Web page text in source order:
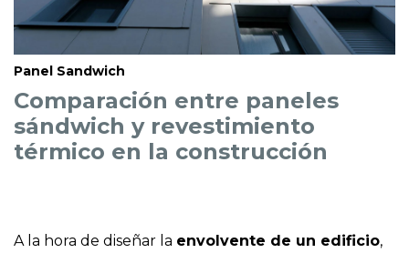
Panel Sandwich
Comparación entre paneles
sándwich y revestimiento
térmico en la construcción
A la hora de diseñar la envolvente de un edificio,